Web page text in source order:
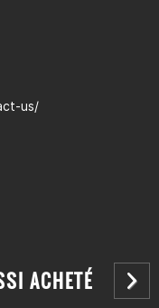
us/
ACHETÉ